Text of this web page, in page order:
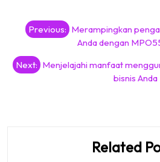
Post
navigation
Previous: Merampingkan
Anda dengan
Next: Menjelajahi manfaat
bisnis Anda
Related